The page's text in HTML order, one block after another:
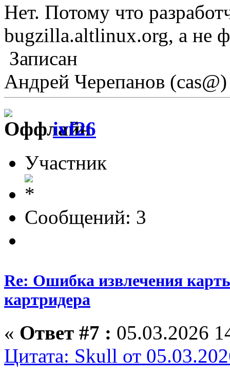
Нет. Потому что
bugzilla.altlinux.org, а не
Записан
Андрей Черепанов (cas@)
ivf26
Участник
Сообщений: 3
Re: Ошибка извлечения
картридера
« Ответ #7 : 05.03.2026
Цитата: Skull от